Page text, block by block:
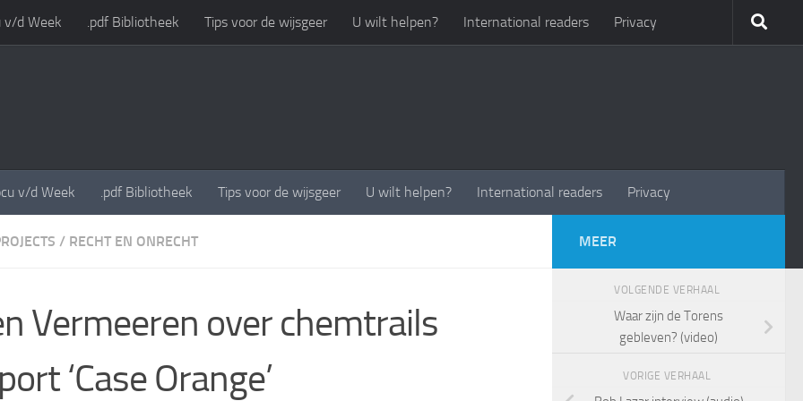
v/d Week .pdf Bibliotheek Tips voor de wijsgeer U wilt helpen? International readers Privacy
v/d Week .pdf Bibliotheek Tips voor de wijsgeer U wilt helpen? International readers Privacy
/ RECHT EN ONRECHT
Vermeeren over chemtrails
‘Case Orange’
MEER
VOLGENDE VERHAAL
Waar zijn de Torens
gebleven? (video)
VORIGE VERHAAL